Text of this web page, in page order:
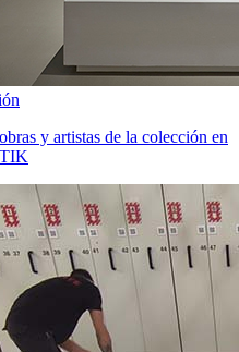
y artistas de la colección en